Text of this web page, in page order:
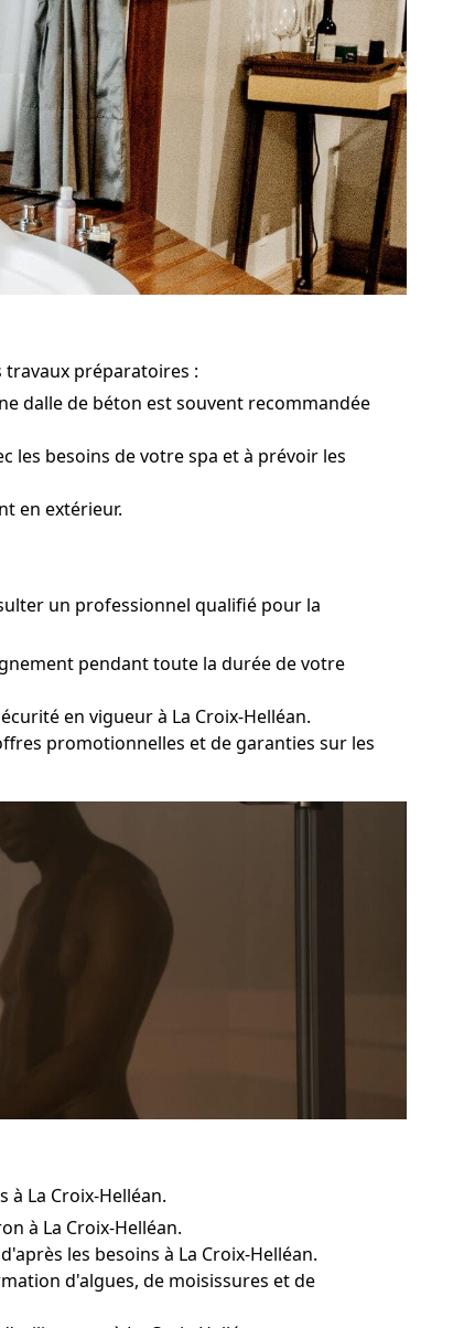
travaux préparatoires :
dalle de béton est souvent recommandée
les besoins de votre spa et à prévoir les
en extérieur.
un professionnel qualifié pour la
pendant toute la durée de votre
en vigueur à La Croix-Helléan.
promotionnelles et de garanties sur les
La Croix-Helléan.
à La Croix-Helléan.
les besoins à La Croix-Helléan.
d'algues, de moisissures et de